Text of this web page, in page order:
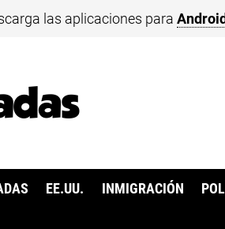
las aplicaciones para Android
EE.UU. INMIGRACIÓN